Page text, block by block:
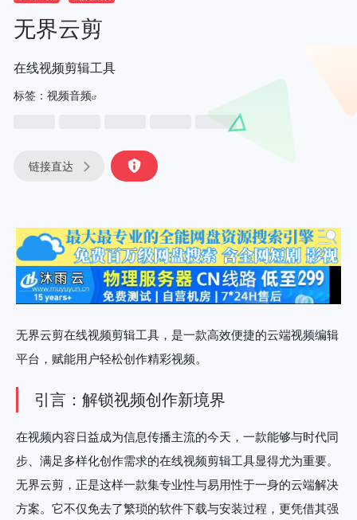
无界云剪
在线视频剪辑工具
标签： 视频音频
链接直达
无界云剪在线视频剪辑工具，是一款高效便捷的云端视频编辑
平台，赋能用户轻松创作精彩视频。
引言：解锁视频创作新境界
在视频内容日益成为信息传播主流的今天，一款能够与时代同
步、满足多样化创作需求的在线视频剪辑工具显得尤为重要。
无界云剪，正是这样一款集专业性与易用性于一身的云端解决
方案。它不仅免去了繁琐的软件下载与安装过程，更凭借其强